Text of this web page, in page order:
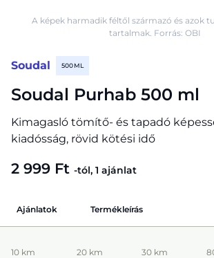
Soudal 500 ML
Soudal Purhab 500 ml
Kimagasló tömítő- és tapadó
kiadósság, rövid kötési idő
2 999 Ft -tól, 1 ajánlat
A képek harmadik féltől származó és azok
tartalmak. Forrás: OBI
Ajánlatok Termékleírás
10 km 20 km 30 km